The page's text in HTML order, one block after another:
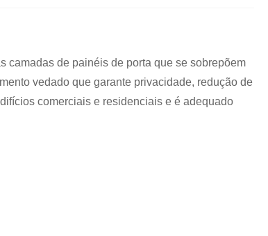
camadas de painéis de porta que se sobrepõem
vedado que garante privacidade, redução de
comerciais e residenciais e é adequado